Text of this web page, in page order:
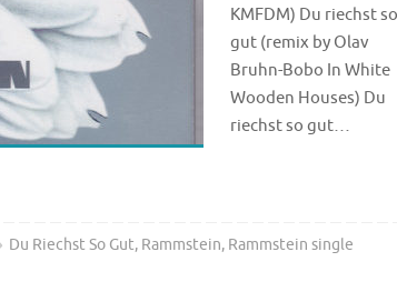
KMFDM) Du riechst so
gut (remix by Olav
Bruhn-Bobo In White
Wooden Houses) Du
riechst so gut…
Du Riechst So Gut, Rammstein, Rammstein single